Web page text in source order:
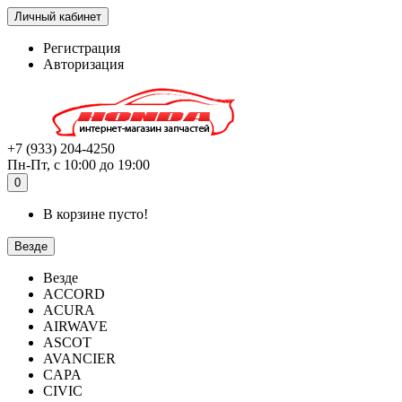
Личный кабинет
Регистрация
Авторизация
+7 (933) 204-4250
Пн-Пт, с 10:00 до 19:00
0
В корзине пусто!
Везде
Везде
ACCORD
ACURA
AIRWAVE
ASCOT
AVANCIER
CAPA
CIVIC